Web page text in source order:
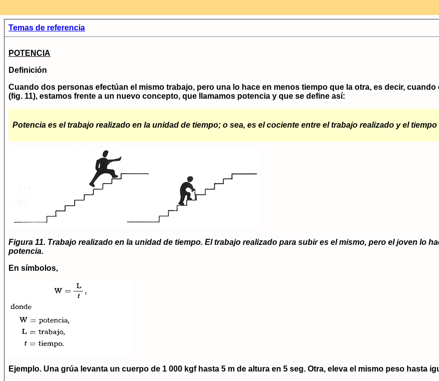
Temas de referencia
POTENCIA
Definición
Cuando dos personas efectúan el mismo trabajo, pero una lo hace en menos tiempo que la otra, es decir,
(fig. 11), estamos frente a un nuevo concepto, que llamamos potencia y que se define así:
Potencia es el trabajo realizado en la unidad de tiempo; o sea, es el cociente entre el trabajo realizado y el
Figura 11. Trabajo realizado en la unidad de tiempo. El trabajo realizado para subir es el mismo, pero el joven lo
potencia.
En símbolos,
Ejemplo. Una grúa levanta un cuerpo de 1 000 kgf hasta 5 m de altura en 5 seg. Otra, eleva el mismo peso hasta